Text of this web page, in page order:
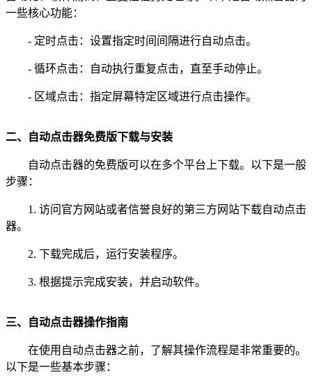
一些核心功能：
- 定时点击：设置指定时间间隔进行自动点击。
- 循环点击：自动执行重复点击，直至手动停止。
- 区域点击：指定屏幕特定区域进行点击操作。
二、自动点击器免费版下载与安装
自动点击器的免费版可以在多个平台上下载。以下是一般
步骤：
1. 访问官方网站或者信誉良好的第三方网站下载自动点击
器。
2. 下载完成后，运行安装程序。
3. 根据提示完成安装，并启动软件。
三、自动点击器操作指南
在使用自动点击器之前，了解其操作流程是非常重要的。
以下是一些基本步骤：